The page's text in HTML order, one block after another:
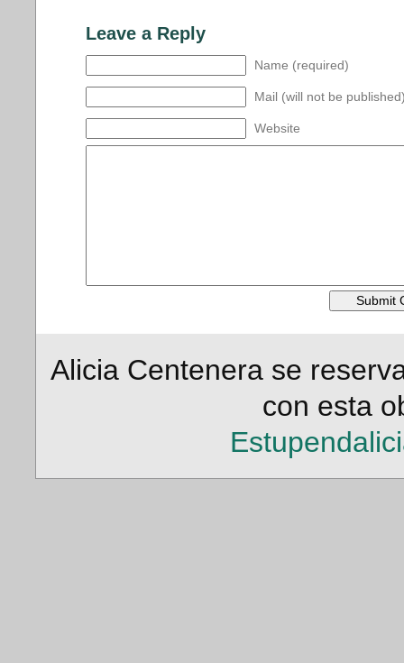
Leave a Reply
Name (required)
Mail (will not be
Website
Alicia Centenera se
con esta